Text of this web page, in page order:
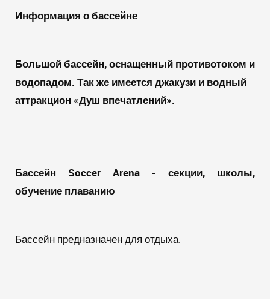
Информация о бассейне
Большой бассейн, оснащенный противотоком и
водопадом. Так же имеется джакузи и водный
аттракцион «Душ впечатлений».
Бассейн Soccer Arena
- секции, школы,
обучение плаванию
Бассейн предназначен для отдыха.